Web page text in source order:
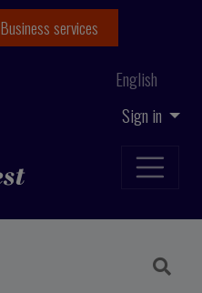
Sign in
English
Business services